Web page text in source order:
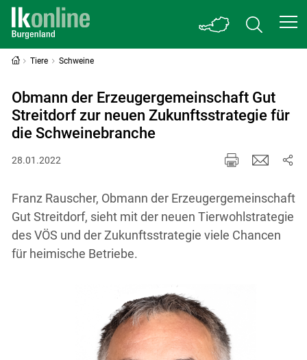
Tiere Schweine
Obmann der Erzeugergemeinschaft Gut
Streitdorf zur neuen Zukunftsstrategie für
die Schweinebranche
28.01.2022
Franz Rauscher, Obmann der Erzeugergemeinschaft
Gut Streitdorf, sieht mit der neuen Tierwohlstrategie
des VÖS und der Zukunftsstrategie viele Chancen
für heimische Betriebe.